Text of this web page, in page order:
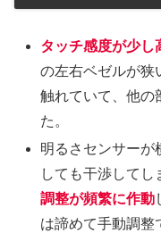
タッチ感度が少し
の左右ベゼルが狭
触れていて、他の
た。
明るさセンサーが
しても干渉してし
調整が頻繁に作動
は諦めて手動調整